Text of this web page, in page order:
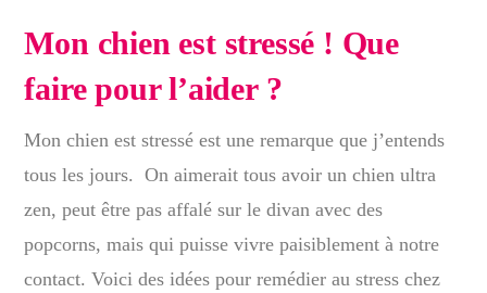
Mon chien est stressé ! Que
faire pour l’aider ?
Mon chien est stressé est une remarque que j’entends
tous les jours. On aimerait tous avoir un chien ultra
zen, peut être pas affalé sur le divan avec des
popcorns, mais qui puisse vivre paisiblement à notre
contact. Voici des idées pour remédier au stress chez